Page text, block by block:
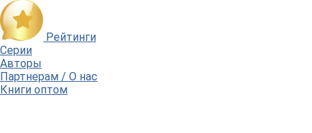
Рейтинги
Серии
Авторы
Партнерам / О нас
Книги оптом